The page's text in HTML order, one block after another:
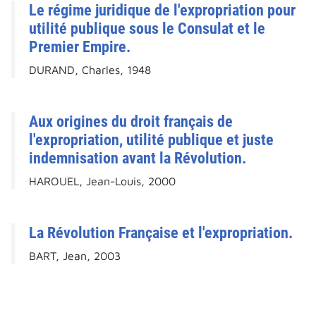
Le régime juridique de l'expropriation pour
utilité publique sous le Consulat et le
Premier Empire.
DURAND, Charles, 1948
Aux origines du droit français de
l'expropriation, utilité publique et juste
indemnisation avant la Révolution.
HAROUEL, Jean-Louis, 2000
La Révolution Française et l'expropriation.
BART, Jean, 2003